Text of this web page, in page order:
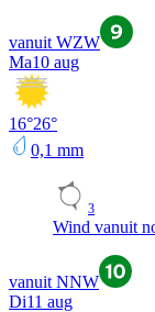
vanuit WZW
Ma10 aug
16°26°
0,1 mm
3
Wind vanuit
vanuit NNW
Di11 aug